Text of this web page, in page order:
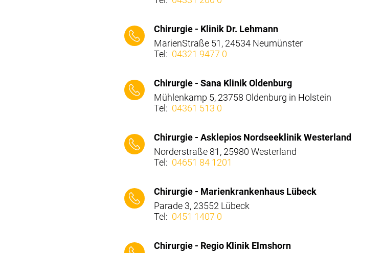
Chirurgie - Klinik Dr. Lehmann
MarienStraße 51, 24534 Neumünster
Tel: 04321 9477 0
Chirurgie - Sana Klinik Oldenburg
Mühlenkamp 5, 23758 Oldenburg in Holstein
Tel: 04361 513 0
Chirurgie - Asklepios Nordseeklinik Westerland
Norderstraße 81, 25980 Westerland
Tel: 04651 84 1201
Chirurgie - Marienkrankenhaus Lübeck
Parade 3, 23552 Lübeck
Tel: 0451 1407 0
Chirurgie - Regio Klinik Elmshorn